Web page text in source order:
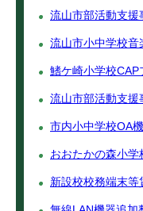
流山市部活動支援
流山市小中学校音
鰭ケ崎小学校
流山市部活動支援
市内小中学校OA
おおたかの森小
新設校校務端末等